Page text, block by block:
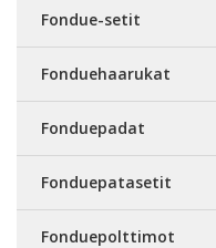
Fondue-setit
Fonduehaarukat
Fonduepadat
Fonduepatasetit
Fonduepolttimot